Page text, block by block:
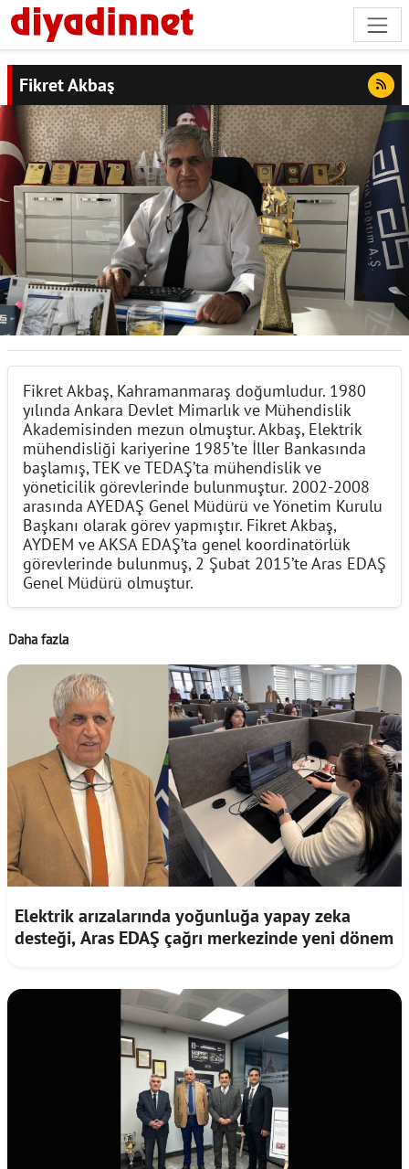
Fikret Akbaş
Fikret Akbaş, Kahramanmaraş doğumludur. 1980
yılında Ankara Devlet Mimarlık ve Mühendislik
Akademisinden mezun olmuştur. Akbaş, Elektrik
mühendisliği kariyerine 1985’te İller Bankasında
başlamış, TEK ve TEDAŞ’ta mühendislik ve
yöneticilik görevlerinde bulunmuştur. 2002-2008
arasında AYEDAŞ Genel Müdürü ve Yönetim Kurulu
Başkanı olarak görev yapmıştır. Fikret Akbaş,
AYDEM ve AKSA EDAŞ’ta genel koordinatörlük
görevlerinde bulunmuş, 2 Şubat 2015’te Aras EDAŞ
Genel Müdürü olmuştur.
Daha fazla
Elektrik arızalarında yoğunluğa yapay zeka
desteği, Aras EDAŞ çağrı merkezinde yeni dönem